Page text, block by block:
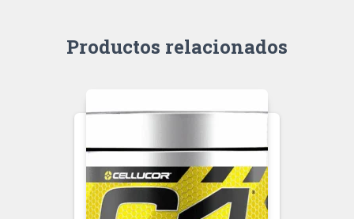
Productos relacionados